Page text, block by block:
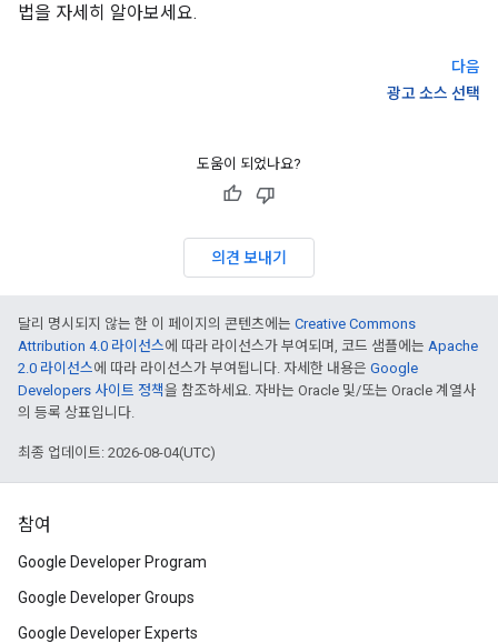
법을 자세히 알아보세요.
다음
광고 소스 선택
도움이 되었나요?
의견 보내기
달리 명시되지 않는 한 이 페이지의 콘텐츠에는 Creative Commons
Attribution 4.0 라이선스에 따라 라이선스가 부여되며, 코드 샘플에는 Apache
2.0 라이선스에 따라 라이선스가 부여됩니다. 자세한 내용은 Google
Developers 사이트 정책을 참조하세요. 자바는 Oracle 및/또는 Oracle 계열사
의 등록 상표입니다.
최종 업데이트: 2026-08-04(UTC)
참여
Google Developer Program
Google Developer Groups
Google Developer Experts